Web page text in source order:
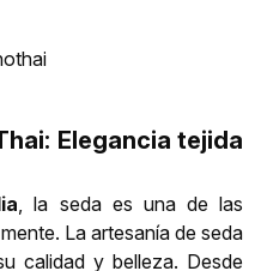
Elegancia tejida
, la seda es una de las
La artesanía de seda
calidad y belleza. Desde